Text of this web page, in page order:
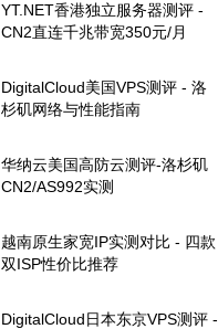
YT.NET香港独立服务器测评 -
CN2直连千兆带宽350元/月
DigitalCloud美国VPS测评 - 洛
杉矶网络与性能指南
华纳云美国高防云测评-洛杉矶
CN2/AS992实测
越南原生家宽IP实测对比 - 四款
双ISP性价比推荐
DigitalCloud日本东京VPS测评 -